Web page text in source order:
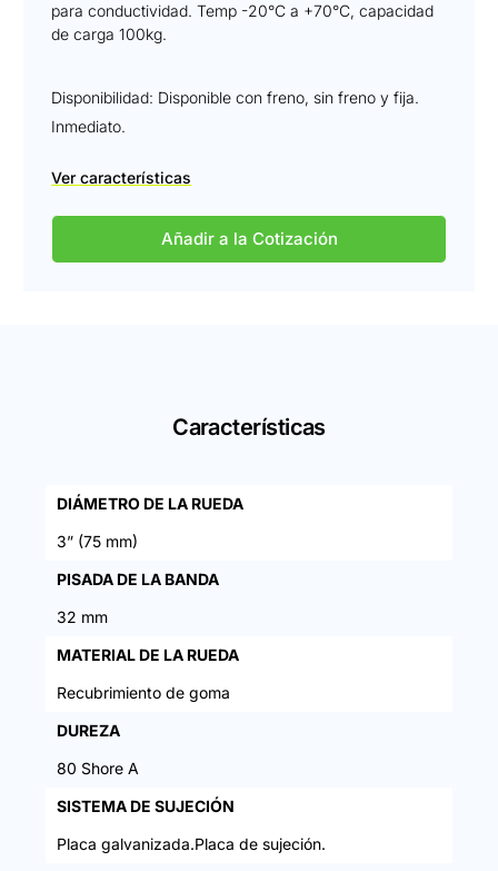
para conductividad. Temp -20°C a +70°C, capacidad
de carga 100kg.
Disponibilidad: Disponible con freno, sin freno y fija.
Inmediato.
Ver características
Añadir a la Cotización
Características
DIÁMETRO DE LA RUEDA
3” (75 mm)
PISADA DE LA BANDA
32 mm
MATERIAL DE LA RUEDA
Recubrimiento de goma
DUREZA
80 Shore A
SISTEMA DE SUJECIÓN
Placa galvanizada.Placa de sujeción.